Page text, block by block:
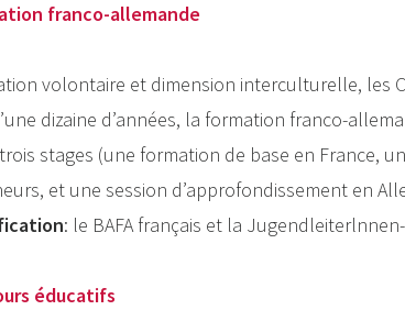
franco-allemande
volontaire et dimension interculturelle, les
dizaine d’années, la formation franco-
stages (une formation de base en France,
et une session d’approfondissement en
: le BAFA français et la
éducatifs